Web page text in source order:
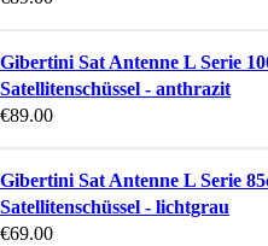
Gibertini Sat Antenne L Serie
Satellitenschüssel - anthrazit
€89.00
Gibertini Sat Antenne L Serie
Satellitenschüssel - lichtgrau
€69.00